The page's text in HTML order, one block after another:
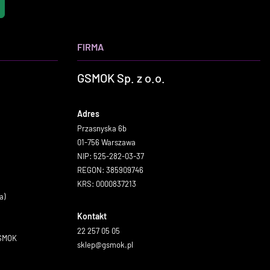
FIRMA
GSMOK Sp. z o.o.
Adres
Przasnyska 6b
01-756 Warszawa
NIP: 525-282-03-37
REGON: 385909746
KRS: 0000837213
Kontakt
22 257 05 05
sklep@gsmok.pl